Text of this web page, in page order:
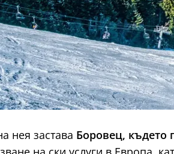
нея застава Боровец, където